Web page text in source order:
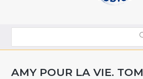
AMY POUR LA VIE.